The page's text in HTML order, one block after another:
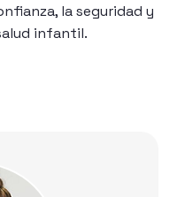
la seguridad y
infantil.